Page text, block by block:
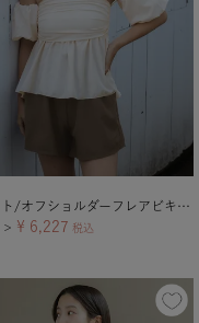
3点セット/オフショルダーフレアビキニ×ショートパンツ/水着
＞ ¥ 6,227 税込